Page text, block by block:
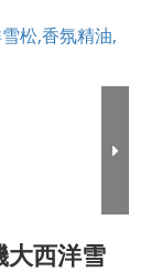
西洋雪